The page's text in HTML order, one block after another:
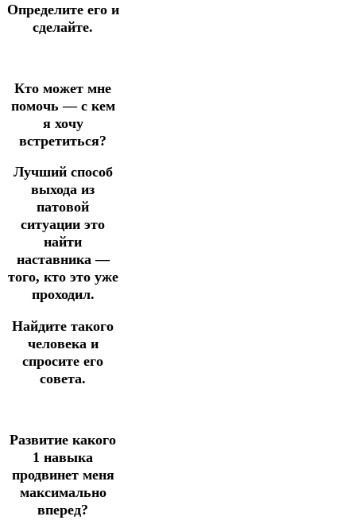
Определите его и
сделайте.
Кто может мне
помочь — с кем
я хочу
встретиться?
Лучший способ
выхода из
патовой
ситуации это
найти
наставника —
того, кто это уже
проходил.
Найдите такого
человека и
спросите его
совета.
Развитие какого
1 навыка
продвинет меня
максимально
вперед?